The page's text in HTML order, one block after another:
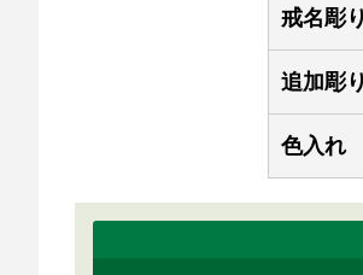
戒名彫
追加彫
色入れ